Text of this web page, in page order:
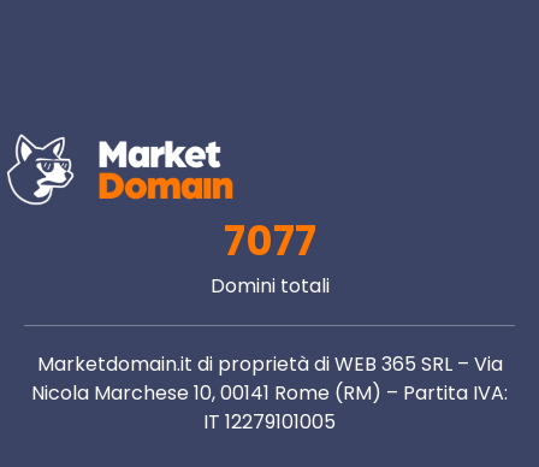
7077
Domini totali
Marketdomain.it di proprietà di WEB 365 SRL – Via
Nicola Marchese 10, 00141 Rome (RM) – Partita IVA:
IT 12279101005